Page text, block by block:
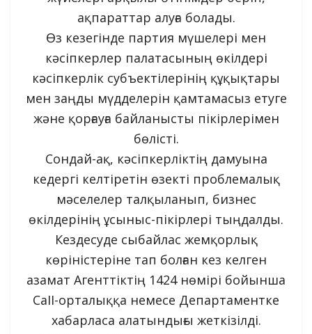
ақпараттар алуға болады.
Өз кезегінде партия мүшелері мен
кәсіпкерлер палатасының өкілдері
кәсіпкерлік субъектілерінің құқықтары
мен заңды мүдделерін қамтамасыз етуге
және қорғауға байланысты пікірлерімен
бөлісті.
Сондай-ақ, кәсіпкерліктің дамуына
кедергі келтіретін өзекті проблемалық
мәселелер талқыланып, бизнес
өкілдерінің ұсыныс-пікірлері тыңдалды.
Кездесуде сыбайлас жемқорлық
көріністеріне тап болған кез келген
азамат Агенттіктің 1424 нөмірі бойынша
CaII-орталыққа немесе Департаментке
хабарласа алатындығы жеткізілді.